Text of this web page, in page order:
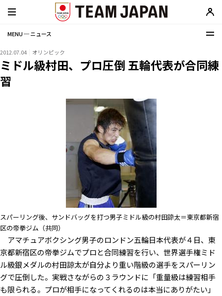
MENU ─ ニュース
2012.07.04 オリンピック
ミドル級村田、プロ圧倒 五輪代表が合同練
習
スパーリング後、サンドバッグを打つ男子ミドル級の村田諒太＝東京都新宿
区の帝拳ジム（共同）
アマチュアボクシング男子のロンドン五輪日本代表が４日、東
京都新宿区の帝拳ジムでプロと合同練習を行い、世界選手権ミド
ル級銀メダルの村田諒太が自分より重い階級の選手をスパーリン
グで圧倒した。実戦さながらの３ラウンドに「重量級は練習相手
も限られる。プロが相手になってくれるのは本当にありがたい」